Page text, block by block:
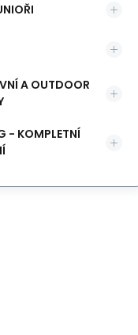
A OUTDOOR
- KOMPLETNÍ